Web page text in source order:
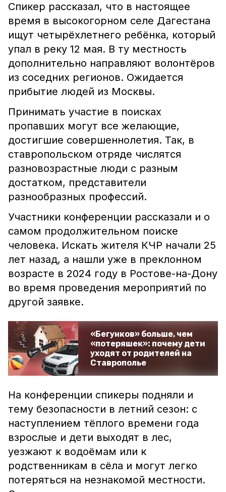
Спикер рассказал, что в настоящее
время в высокогорном селе Дагестана
ищут четырёхлетнего ребёнка, который
упал в реку 12 мая. В ту местность
дополнительно направляют волонтёров
из соседних регионов. Ожидается
прибытие людей из Москвы.
Принимать участие в поисках
пропавших могут все желающие,
достигшие совершеннолетия. Так, в
ставропольском отряде числятся
разновозрастные люди с разным
достатком, представители
разнообразных профессий.
Участники конференции рассказали и о
самом продолжительном поиске
человека. Искать жителя КЧР начали 25
лет назад, а нашли уже в преклонном
возрасте в 2024 году в Ростове-на-Дону
во время проведения мероприятий по
другой заявке.
«Бегунков» больше, чем
«потеряшек»: почему дети
уходят от родителей на
Ставрополье
На конференции спикеры подняли и
тему безопасности в летний сезон: с
наступлением тёплого времени года
взрослые и дети выходят в лес,
уезжают к водоёмам или к
родственникам в сёла и могут легко
потеряться на незнакомой местности.